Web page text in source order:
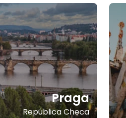
Praga
República Checa